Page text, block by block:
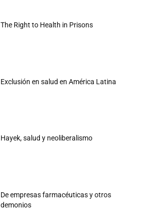
The Right to Health in Prisons
Exclusión en salud en América Latina
Hayek, salud y neoliberalismo
De empresas farmacéuticas y otros
demonios